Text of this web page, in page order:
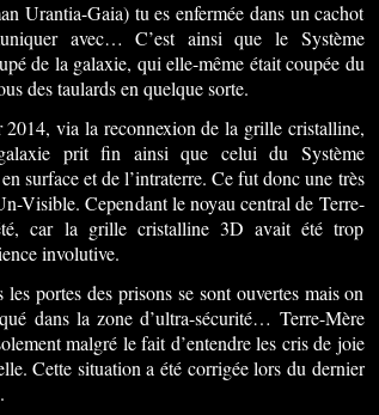
Urantia-Gaia) tu es enfermée dans un cachot
avec… C’est ainsi que le Système
de la galaxie, qui elle-même était coupée du
des taulards en quelque sorte.
2014, via la reconnexion de la grille cristalline,
prit fin ainsi que celui du Système
surface et de l’intraterre. Ce fut donc une très
Visible. Cependant le noyau central de Terre-
car la grille cristalline 3D avait été trop
involutive.
portes des prisons se sont ouvertes mais on
dans la zone d’ultra-sécurité… Terre-Mère
malgré le fait d’entendre les cris de joie
Cette situation a été corrigée lors du dernier